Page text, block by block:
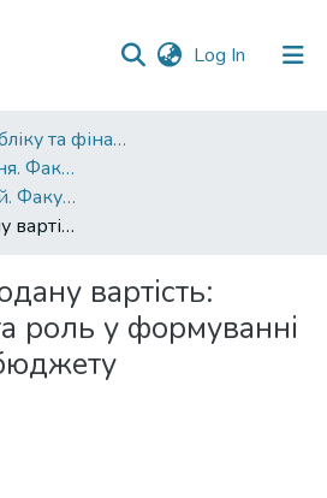
Log In (current)
Факультет обліку та фінансів
Друковані видання. Факультет обліку та фінансів
Тези конференцій. Факультет обліку та фінансів
Податок на додану вартість: виникнення та роль у формуванні державного бюджету
вартість:
роль у формуванні